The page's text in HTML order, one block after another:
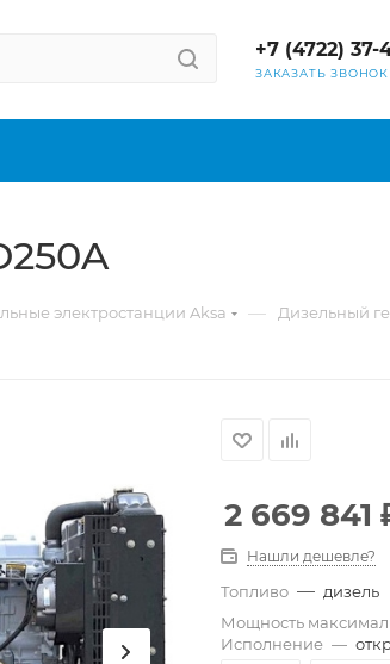
+7 (4722) 37-
ЗАКАЗАТЬ ЗВОНОК
электростанции Aksa — Дизельный
2 669 841
Нашли дешевле?
Топливо — дизель
Мощность
Исполнение —